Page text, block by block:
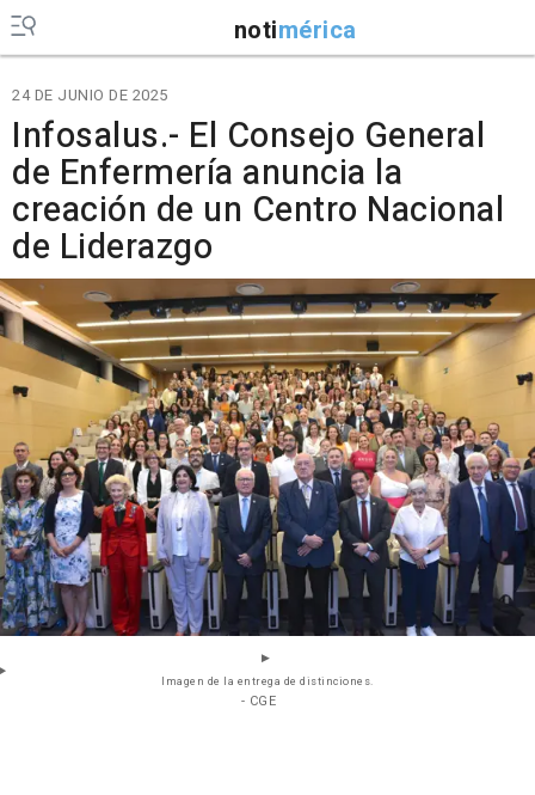
notimérica
24 DE JUNIO DE 2025
Infosalus.- El Consejo General
de Enfermería anuncia la
creación de un Centro Nacional
de Liderazgo
Imagen de la entrega de distinciones.
- CGE